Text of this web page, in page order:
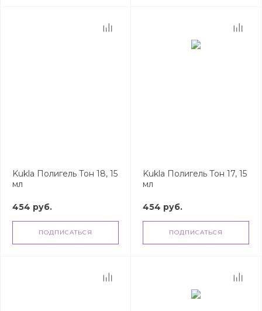
Kukla Полигель Тон 18, 15
мл
454 руб.
ПОДПИСАТЬСЯ
Kukla Полигель Тон 17, 15
мл
454 руб.
ПОДПИСАТЬСЯ